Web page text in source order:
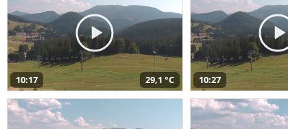
10:17 29,1 °C 10:27